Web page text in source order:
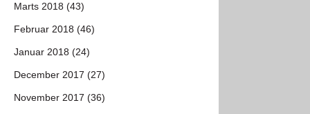
Marts 2018 (43)
Februar 2018 (46)
Januar 2018 (24)
December 2017 (27)
November 2017 (36)